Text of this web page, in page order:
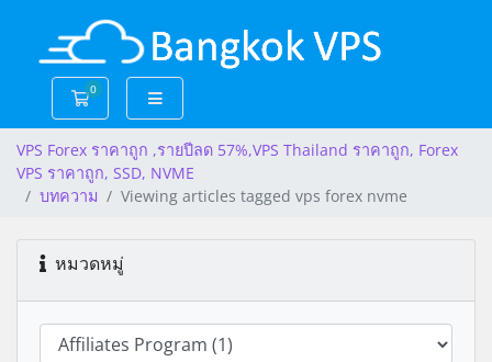
0
Shopping Cart
VPS Forex ราคาถูก ,รายปีลด 57%,VPS Thailand ราคาถูก, Forex
VPS ราคาถูก, SSD, NVME
บทความ
Viewing articles tagged vps forex nvme
หมวดหมู่